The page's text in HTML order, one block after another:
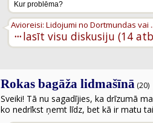
Kur problēma?
···
Avioreisi: Lidojumi no Dortmundas vai
lasīt visu diskusiju (14
Rokas bagāža lidmašīnā (20)
Sveiki! Tā nu sagadījies, ka drīzumā
ko nedrīkst ņemt līdz, bet kā ir matu